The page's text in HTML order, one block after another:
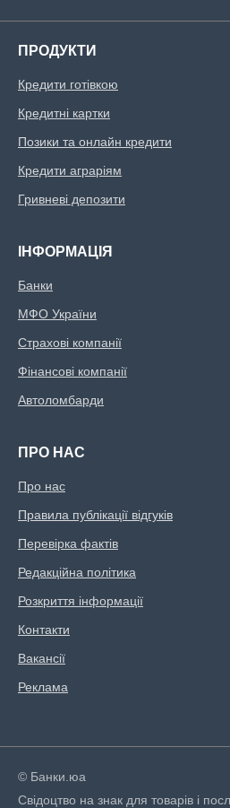
ПРОДУКТИ
Кредити готівкою
Кредитні картки
Позики та онлайн кредити
Кредити аграріям
Гривневі депозити
ІНФОРМАЦІЯ
Банки
МФО України
Страхові компанії
Фінансові компанії
Автоломбарди
ПРО НАС
Про нас
Правила публікації відгуків
Перевірка фактів
Редакційна політика
Розкриття інформації
Контакти
Вакансії
Реклама
© Банки.юа
Свідоцтво на знак для товарів і